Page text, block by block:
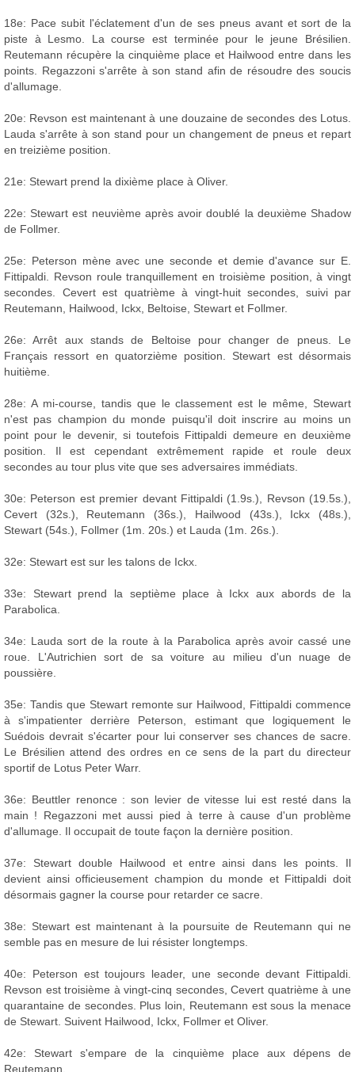
18e: Pace subit l'éclatement d'un de ses pneus avant et sort de la
piste à Lesmo. La course est terminée pour le jeune Brésilien.
Reutemann récupère la cinquième place et Hailwood entre dans les
points. Regazzoni s'arrête à son stand afin de résoudre des soucis
d'allumage.
20e: Revson est maintenant à une douzaine de secondes des Lotus.
Lauda s'arrête à son stand pour un changement de pneus et repart
en treizième position.
21e: Stewart prend la dixième place à Oliver.
22e: Stewart est neuvième après avoir doublé la deuxième Shadow
de Follmer.
25e: Peterson mène avec une seconde et demie d'avance sur E.
Fittipaldi. Revson roule tranquillement en troisième position, à vingt
secondes. Cevert est quatrième à vingt-huit secondes, suivi par
Reutemann, Hailwood, Ickx, Beltoise, Stewart et Follmer.
26e: Arrêt aux stands de Beltoise pour changer de pneus. Le
Français ressort en quatorzième position. Stewart est désormais
huitième.
28e: A mi-course, tandis que le classement est le même, Stewart
n'est pas champion du monde puisqu'il doit inscrire au moins un
point pour le devenir, si toutefois Fittipaldi demeure en deuxième
position. Il est cependant extrêmement rapide et roule deux
secondes au tour plus vite que ses adversaires immédiats.
30e: Peterson est premier devant Fittipaldi (1.9s.), Revson (19.5s.),
Cevert (32s.), Reutemann (36s.), Hailwood (43s.), Ickx (48s.),
Stewart (54s.), Follmer (1m. 20s.) et Lauda (1m. 26s.).
32e: Stewart est sur les talons de Ickx.
33e: Stewart prend la septième place à Ickx aux abords de la
Parabolica.
34e: Lauda sort de la route à la Parabolica après avoir cassé une
roue. L'Autrichien sort de sa voiture au milieu d'un nuage de
poussière.
35e: Tandis que Stewart remonte sur Hailwood, Fittipaldi commence
à s'impatienter derrière Peterson, estimant que logiquement le
Suédois devrait s'écarter pour lui conserver ses chances de sacre.
Le Brésilien attend des ordres en ce sens de la part du directeur
sportif de Lotus Peter Warr.
36e: Beuttler renonce : son levier de vitesse lui est resté dans la
main ! Regazzoni met aussi pied à terre à cause d'un problème
d'allumage. Il occupait de toute façon la dernière position.
37e: Stewart double Hailwood et entre ainsi dans les points. Il
devient ainsi officieusement champion du monde et Fittipaldi doit
désormais gagner la course pour retarder ce sacre.
38e: Stewart est maintenant à la poursuite de Reutemann qui ne
semble pas en mesure de lui résister longtemps.
40e: Peterson est toujours leader, une seconde devant Fittipaldi.
Revson est troisième à vingt-cinq secondes, Cevert quatrième à une
quarantaine de secondes. Plus loin, Reutemann est sous la menace
de Stewart. Suivent Hailwood, Ickx, Follmer et Oliver.
42e: Stewart s'empare de la cinquième place aux dépens de
Reutemann.